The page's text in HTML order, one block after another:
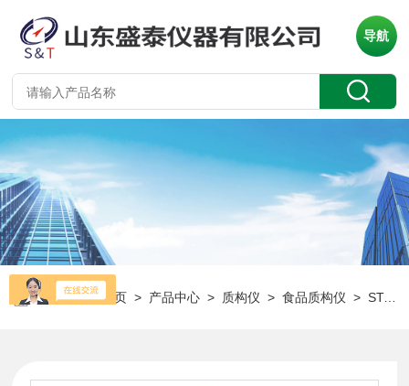
导航
当前位置：首页 > 产品中心 > 质构仪 >食品质构仪 > ST-Z16苹果穿刺强度测定仪 黄瓜脆度检测仪质构仪